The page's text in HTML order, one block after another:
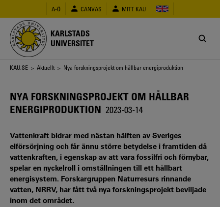
huvudinnehåll
A-Ö CANVAS MITT KAU
KARLSTADS
UNIVERSITET
Länkstig
KAU.SE > Aktuellt > Nya forskningsprojekt om hållbar energiproduktion
NYA FORSKNINGSPROJEKT OM HÅLLBAR
ENERGIPRODUKTION 2023-03-14
Vattenkraft bidrar med nästan hälften av Sveriges
elförsörjning och får ännu större betydelse i framtiden då
vattenkraften, i egenskap av att vara fossilfri och förnybar,
spelar en nyckelroll i omställningen till ett hållbart
energisystem. Forskargruppen Naturresurs rinnande
vatten, NRRV, har fått två nya forskningsprojekt beviljade
inom det området.